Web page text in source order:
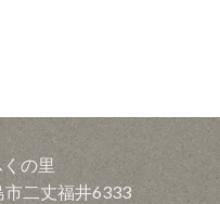
の里
二丈福井6333